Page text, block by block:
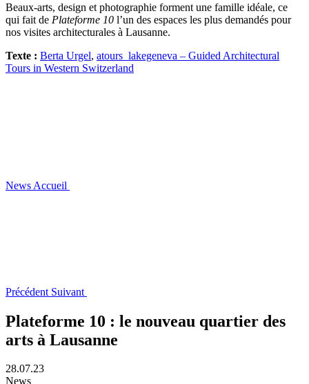
Beaux-arts, design et photographie forment une famille idéale, ce
qui fait de Plateforme 10 l’un des espaces les plus demandés pour
nos visites architecturales à Lausanne.
Texte : Berta Urgel, atours_lakegeneva – Guided Architectural
Tours in Western Switzerland
News Accueil
Précédent Suivant
Plateforme 10 : le nouveau quartier des
arts à Lausanne
28.07.23
News